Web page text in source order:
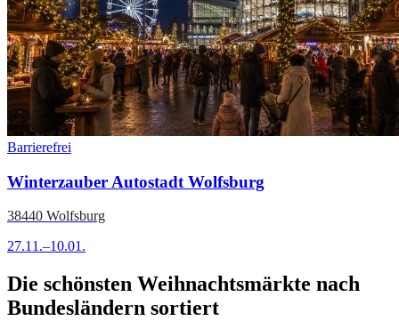
Barrierefrei
Winterzauber Autostadt Wolfsburg
38440 Wolfsburg
27.11.–10.01.
Die schönsten Weihnachtsmärkte nach
Bundesländern sortiert